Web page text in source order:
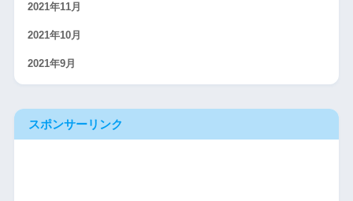
2021年11月
2021年10月
2021年9月
スポンサーリンク